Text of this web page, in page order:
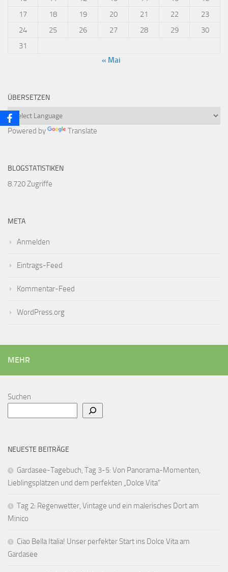
17
18 19 20 21 22
23
24
25 26 27 28 29
30
31
« Mai
ÜBERSETZEN
Powered by Translate
BLOGSTATISTIKEN
8.720 Zugriffe
META
Anmelden
Eintrags-Feed
Kommentar-Feed
WordPress.org
MEHR
Suchen
NEUESTE BEITRÄGE
Gardasee-Tagebuch, Tag 3-5: Von Panorama-Momenten,
Lieblingsplätzen und dem perfekten „Dolce Vita“
Tag 2: Regenwetter, Vintage und ein malerisches Dort am
Minico
Ciao Bella Italia! Unser perfekter Start ins Dolce Vita am
Gardasee